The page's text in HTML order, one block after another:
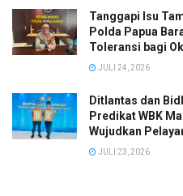
Tanggapi Isu
Polda Papua
Toleransi bagi
JULI 24, 2026
Ditlantas dan
Predikat WBK
Wujudkan
JULI 23, 2026